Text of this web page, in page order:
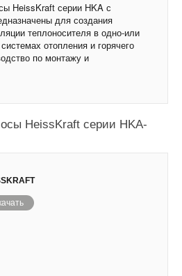
HeissKraft серии HKA с
для создания
теплоносителя в одно-или
отопления и горячего
по монтажу и
HeissKraft серии HKA-